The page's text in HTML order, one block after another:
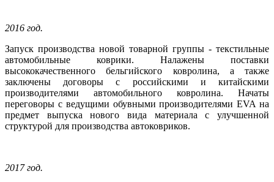
2016 год.
Запуск производства новой товарной группы - текстильные
автомобильные коврики. Налажены поставки
высококачественного бельгийского ковролина, а также
заключены договоры с российскими и китайскими
производителями автомобильного ковролина. Начаты
переговоры с ведущими обувными производителями EVA на
предмет выпуска нового вида материала с улучшенной
структурой для производства автоковриков.
2017 год.